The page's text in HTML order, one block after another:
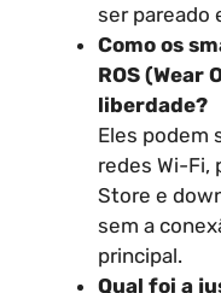
ser pareado
Como os
ROS (Wear
liberdade?
Eles podem
redes Wi-Fi,
Store e
sem a
principal.
Qual foi a